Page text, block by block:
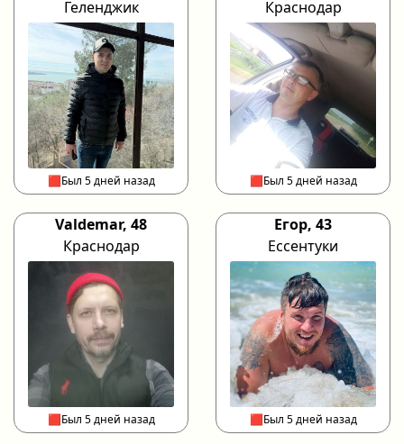
Геленджик
🟥Был 5 дней назад
Краснодар
🟥Был 5 дней назад
Valdemar, 48
Краснодар
🟥Был 5 дней назад
Егор, 43
Ессентуки
🟥Был 5 дней назад